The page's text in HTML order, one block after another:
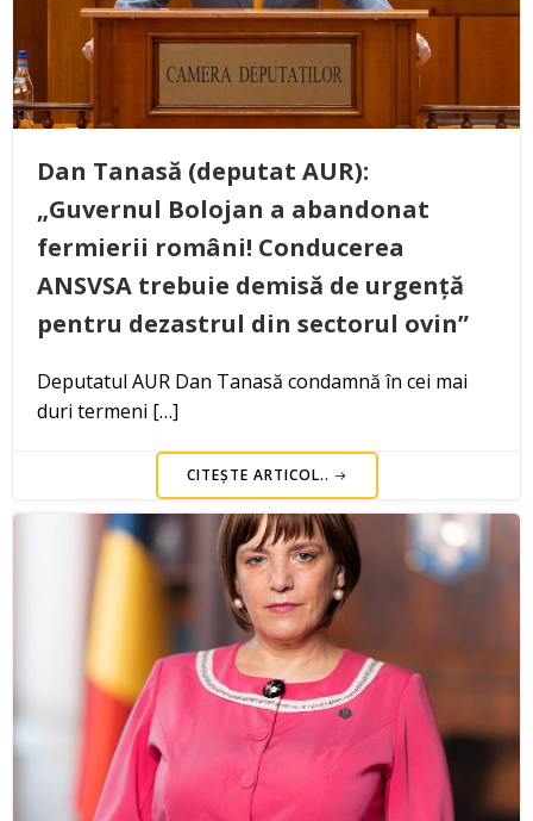
Dan Tanasă (deputat AUR):
„Guvernul Bolojan a abandonat
fermierii români! Conducerea
ANSVSA trebuie demisă de urgență
pentru dezastrul din sectorul ovin”
Deputatul AUR Dan Tanasă condamnă în cei mai
duri termeni […]
CITEȘTE ARTICOL..